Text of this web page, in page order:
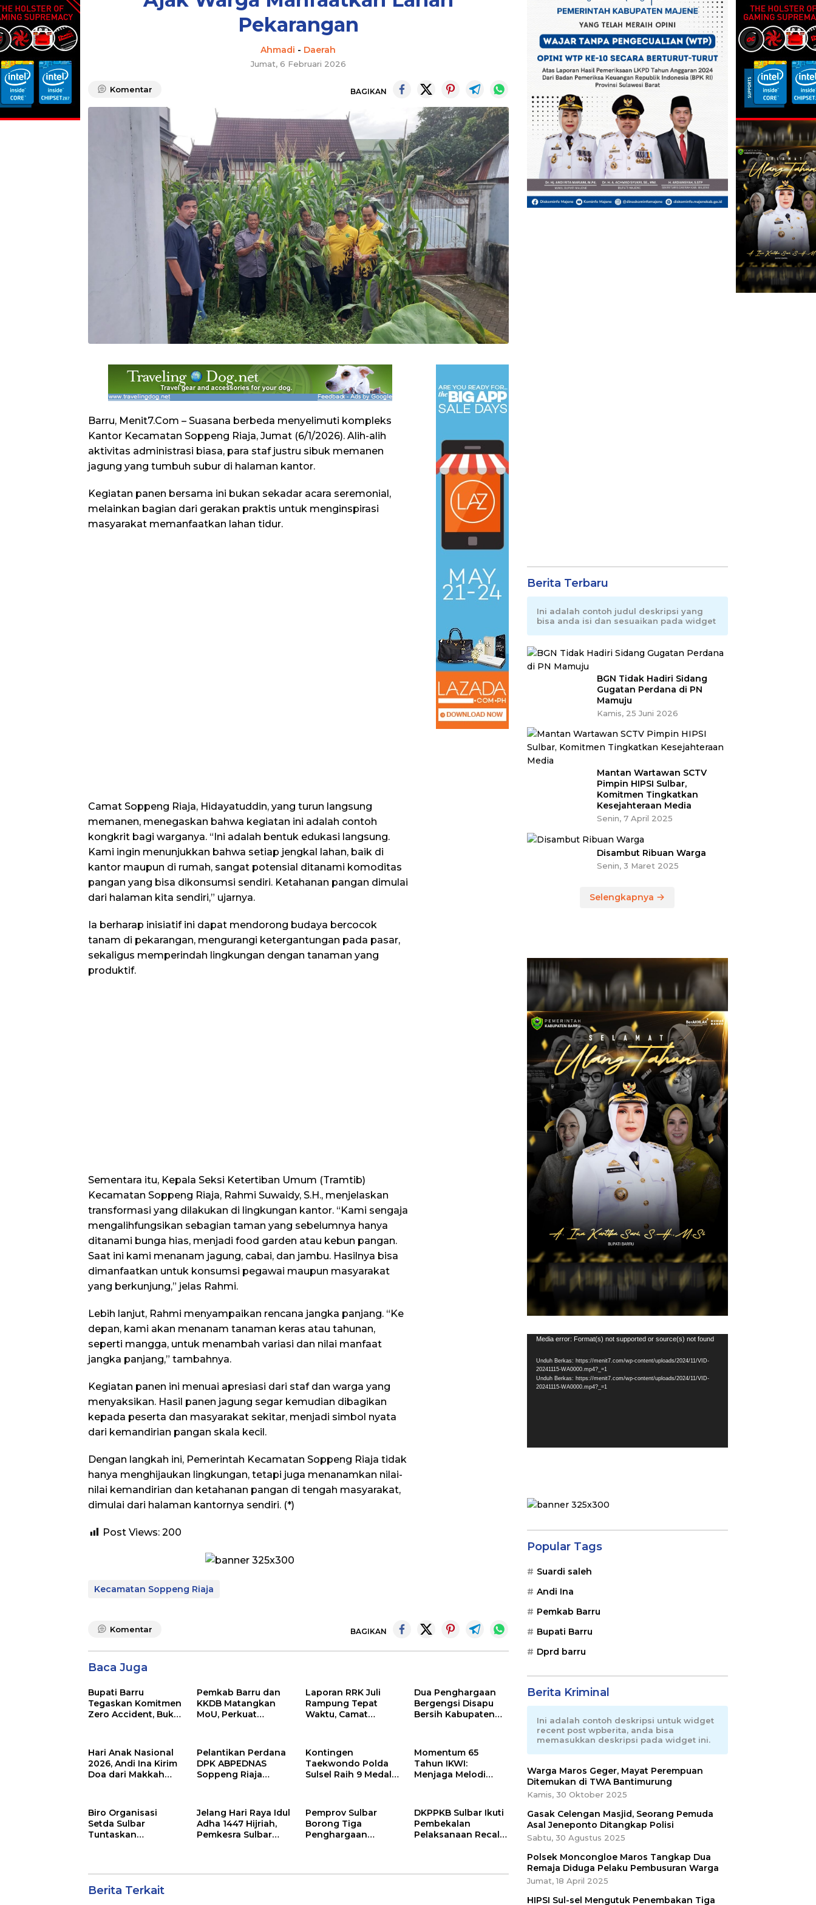
Pekarangan
Ahmadi - Daerah
Jumat, 6 Februari 2026
Komentar BAGIKAN
Barru, Menit7.Com – Suasana berbeda menyelimuti kompleks
Kantor Kecamatan Soppeng Riaja, Jumat (6/1/2026). Alih-alih
aktivitas administrasi biasa, para staf justru sibuk memanen
jagung yang tumbuh subur di halaman kantor.
Kegiatan panen bersama ini bukan sekadar acara seremonial,
melainkan bagian dari gerakan praktis untuk menginspirasi
masyarakat memanfaatkan lahan tidur.
Camat Soppeng Riaja, Hidayatuddin, yang turun langsung
memanen, menegaskan bahwa kegiatan ini adalah contoh
kongkrit bagi warganya. “Ini adalah bentuk edukasi langsung.
Kami ingin menunjukkan bahwa setiap jengkal lahan, baik di
kantor maupun di rumah, sangat potensial ditanami komoditas
pangan yang bisa dikonsumsi sendiri. Ketahanan pangan dimulai
dari halaman kita sendiri,” ujarnya.
Ia berharap inisiatif ini dapat mendorong budaya bercocok
tanam di pekarangan, mengurangi ketergantungan pada pasar,
sekaligus memperindah lingkungan dengan tanaman yang
produktif.
Sementara itu, Kepala Seksi Ketertiban Umum (Tramtib)
Kecamatan Soppeng Riaja, Rahmi Suwaidy, S.H., menjelaskan
transformasi yang dilakukan di lingkungan kantor. “Kami sengaja
mengalihfungsikan sebagian taman yang sebelumnya hanya
ditanami bunga hias, menjadi food garden atau kebun pangan.
Saat ini kami menanam jagung, cabai, dan jambu. Hasilnya bisa
dimanfaatkan untuk konsumsi pegawai maupun masyarakat
yang berkunjung,” jelas Rahmi.
Lebih lanjut, Rahmi menyampaikan rencana jangka panjang. “Ke
depan, kami akan menanam tanaman keras atau tahunan,
seperti mangga, untuk menambah variasi dan nilai manfaat
jangka panjang,” tambahnya.
Kegiatan panen ini menuai apresiasi dari staf dan warga yang
menyaksikan. Hasil panen jagung segar kemudian dibagikan
kepada peserta dan masyarakat sekitar, menjadi simbol nyata
dari kemandirian pangan skala kecil.
Dengan langkah ini, Pemerintah Kecamatan Soppeng Riaja tidak
hanya menghijaukan lingkungan, tetapi juga menanamkan nilai-
nilai kemandirian dan ketahanan pangan di tengah masyarakat,
dimulai dari halaman kantornya sendiri. (*)
Post Views: 200
Kecamatan Soppeng Riaja
Komentar BAGIKAN
Baca Juga
Bupati Barru
Tegaskan Komitmen
Zero Accident, Buka
Konstruksi
Pemkab Barru dan
KKDB Matangkan
MoU, Perkuat
Daerah
Laporan RRK Juli
Rampung Tepat
Waktu, Camat
Desa dan Kelurahan
Dua Penghargaan
Bergengsi Disapu
Bersih Kabupaten
Hari Anak Nasional
2026, Andi Ina Kirim
Doa dari Makkah
Pelantikan Perdana
DPK ABPEDNAS
Soppeng Riaja
Sinergi Wujudkan
Desa Maju
Kontingen
Taekwondo Polda
Sulsel Raih 9 Medali
2026
Momentum 65
Tahun IKWI:
Menjaga Melodi
Solidaritas Insan
Pers
Biro Organisasi
Setda Sulbar
Tuntaskan
Jelang Hari Raya Idul
Adha 1447 Hijriah,
Pemkesra Sulbar
Pemprov Sulbar
Borong Tiga
Penghargaan
DKPPKB Sulbar Ikuti
Pembekalan
Pelaksanaan Recall
Berita Terkait
Berita Terbaru
Ini adalah contoh judul deskripsi yang
bisa anda isi dan sesuaikan pada widget
BGN Tidak Hadiri Sidang
Gugatan Perdana di PN
Mamuju
Kamis, 25 Juni 2026
Mantan Wartawan SCTV
Pimpin HIPSI Sulbar,
Komitmen Tingkatkan
Kesejahteraan Media
Senin, 7 April 2025
Disambut Ribuan Warga
Senin, 3 Maret 2025
Selengkapnya
Pemutar
Media error: Format(s) not supported or source(s) not found
Unduh Berkas: https://menit7.com/wp-content/uploads/2024/11/VID-
20241115-WA0000.mp4?_=1
Unduh Berkas: https://menit7.com/wp-content/uploads/2024/11/VID-
20241115-WA0000.mp4?_=1
Popular Tags
Suardi saleh
Andi Ina
Pemkab Barru
Bupati Barru
Dprd barru
Berita Kriminal
Ini adalah contoh deskripsi untuk widget
recent post wpberita, anda bisa
memasukkan deskripsi pada widget ini.
Warga Maros Geger, Mayat Perempuan
Ditemukan di TWA Bantimurung
Kamis, 30 Oktober 2025
Gasak Celengan Masjid, Seorang Pemuda
Asal Jeneponto Ditangkap Polisi
Sabtu, 30 Agustus 2025
Polsek Moncongloe Maros Tangkap Dua
Remaja Diduga Pelaku Pembusuran Warga
Jumat, 18 April 2025
HIPSI Sul-sel Mengutuk Penembakan Tiga